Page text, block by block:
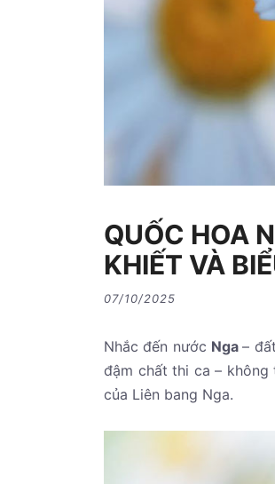
QUỐC HOA
KHIẾT VÀ
07/10/2025
Nhắc đến nước Nga–
đậm chất thi ca –
của Liên bang Nga.